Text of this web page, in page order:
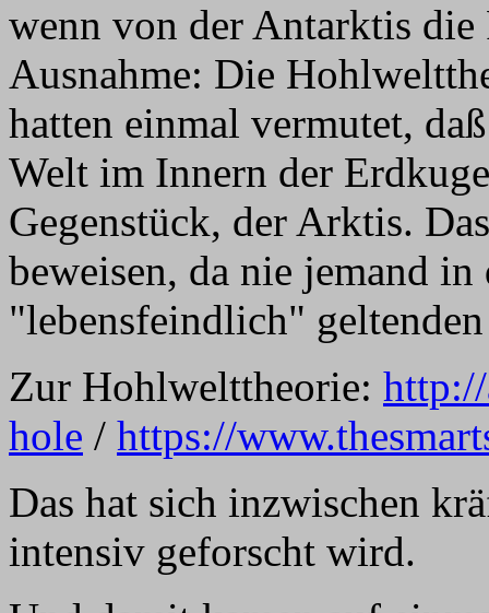
wenn von der Antarktis
Ausnahme: Die
hatten einmal vermutet,
Welt im Innern der
Gegenstück, der Arktis.
beweisen, da nie jemand
"lebensfeindlich"
Zur Hohlwelttheorie:
hole / https://
Das hat sich inzwischen
intensiv geforscht wird.